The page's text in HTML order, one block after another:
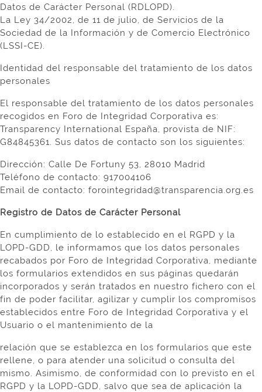
Datos de Carácter Personal (RDLOPD).
La Ley 34/2002, de 11 de julio, de Servicios de la
Sociedad de la Información y de Comercio Electrónico
(LSSI-CE).
Identidad del responsable del tratamiento de los datos
personales
El responsable del tratamiento de los datos personales
recogidos en Foro de Integridad Corporativa es:
Transparency International España, provista de NIF:
G84845361. Sus datos de contacto son los siguientes:
Dirección: Calle De Fortuny 53, 28010 Madrid
Teléfono de contacto: 917004106
Email de contacto: forointegridad@transparencia.org.es
Registro de Datos de Carácter Personal
En cumplimiento de lo establecido en el RGPD y la
LOPD-GDD, le informamos que los datos personales
recabados por Foro de Integridad Corporativa, mediante
los formularios extendidos en sus páginas quedarán
incorporados y serán tratados en nuestro fichero con el
fin de poder facilitar, agilizar y cumplir los compromisos
establecidos entre Foro de Integridad Corporativa y el
Usuario o el mantenimiento de la
relación que se establezca en los formularios que este
rellene, o para atender una solicitud o consulta del
mismo. Asimismo, de conformidad con lo previsto en el
RGPD y la LOPD-GDD, salvo que sea de aplicación la